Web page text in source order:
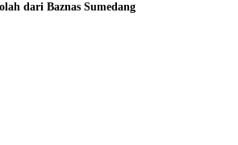
dari Baznas Sumedang